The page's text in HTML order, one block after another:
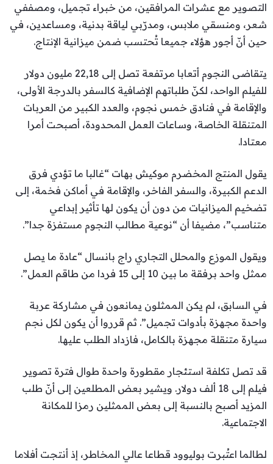
التصوير مع عشرات المرافقين، من خبراء تجميل، ومصففي
شعر، ومنسقي ملابس، ومدرّبي لياقة بدنية، ومساعدين، في
حين أنّ أجور هؤلاء جميعا تُحتسب ضمن ميزانية الإنتاج.
يتقاضى النجوم أتعابا مرتفعة تصل إلى 22,18 مليون دولار
للفيلم الواحد، لكنّ طلباتهم الإضافية كالسفر بالدرجة الأولى،
والإقامة في فنادق خمس نجوم، والعدد الكبير من العربات
المتنقلة الخاصة، وساعات العمل المحدودة، أصبحت أمرا
معتادا.
يقول المنتج المخضرم موكيش بهات “غالبا ما تؤدي فرق
الدعم الكبيرة، والسفر الفاخر، والإقامة في أماكن فخمة، إلى
تضخيم الميزانيات من دون أن يكون لها تأثير إبداعي
متناسب”، مضيفا أن “نوعية مطالب النجوم مستفزة جدا”.
ويقول الموزع والمحلل التجاري راج بانسال “عادة ما يصل
ممثل واحد برفقة ما بين 10 إلى 15 فردا من طاقم العمل”.
في السابق، لم يكن الممثلون يمانعون في مشاركة عربة
واحدة مجهزة بأدوات تجميل”. ثم قرروا أن يكون لكل نجم
سيارة متنقلة مجهزة بالكامل، فازداد الطلب عليها.
قد تصل تكلفة استئجار مقطورة واحدة طوال فترة تصوير
فيلم إلى 18 ألف دولار. ويشير بعض المطلعين إلى أنّ طلب
المزيد أصبح بالنسبة إلى بعض الممثلين رمزا للمكانة
الاجتماعية.
لطالما اعتُبرت بوليوود قطاعا عالي المخاطر، إذ أنتجت أفلاما